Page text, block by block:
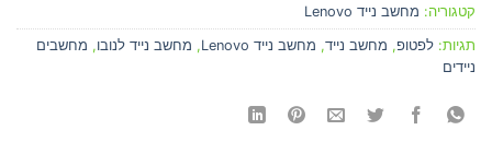
קטגוריה: מחשב נייד Lenovo
תגיות: לפטופ, מחשב נייד, מחשב נייד Lenovo , מחשב נייד לנובו, מחשבים
ניידים